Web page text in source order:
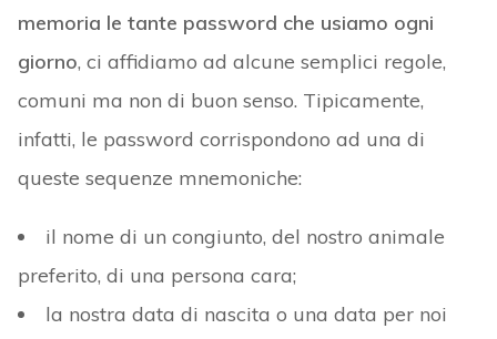
memoria le tante password che usiamo ogni
giorno, ci affidiamo ad alcune semplici regole,
comuni ma non di buon senso. Tipicamente,
infatti, le password corrispondono ad una di
queste sequenze mnemoniche:
il nome di un congiunto, del nostro animale
preferito, di una persona cara;
la nostra data di nascita o una data per noi